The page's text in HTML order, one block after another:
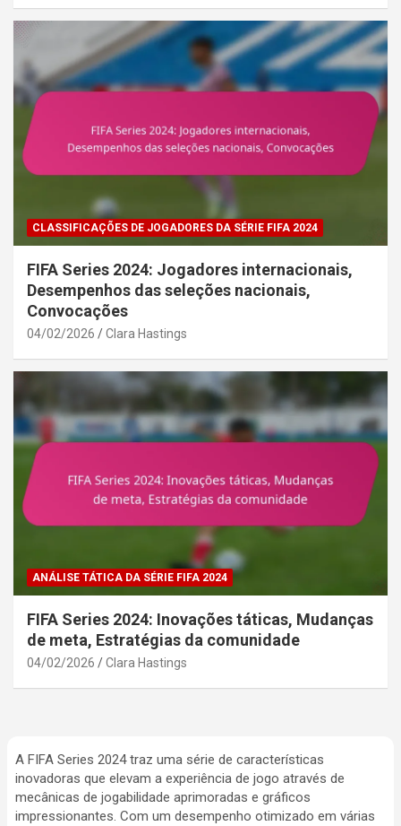
CLASSIFICAÇÕES DE JOGADORES DA SÉRIE FIFA 2024
FIFA Series 2024: Jogadores internacionais,
Desempenhos das seleções nacionais,
Convocações
04/02/2026 Clara Hastings
ANÁLISE TÁTICA DA SÉRIE FIFA 2024
FIFA Series 2024: Inovações táticas, Mudanças
de meta, Estratégias da comunidade
04/02/2026 Clara Hastings
A FIFA Series 2024 traz uma série de características
inovadoras que elevam a experiência de jogo através de
mecânicas de jogabilidade aprimoradas e gráficos
impressionantes. Com um desempenho otimizado em várias